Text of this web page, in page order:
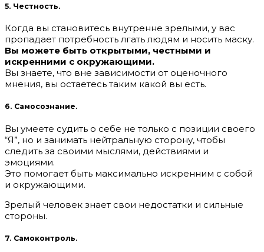
5. Честность.
Когда вы становитесь внутренне зрелыми, у вас
пропадает потребность лгать людям и носить маску.
Вы можете быть открытыми, честными и
искренними с окружающими.
Вы знаете, что вне зависимости от оценочного
мнения, вы остаетесь таким какой вы есть.
6. Самосознание.
Вы умеете судить о себе не только с позиции своего
“Я”, но и занимать нейтральную сторону, чтобы
следить за своими мыслями, действиями и
эмоциями.
Это помогает быть максимально искренним с собой
и окружающими.
Зрелый человек знает свои недостатки и сильные
стороны.
7. Самоконтроль.